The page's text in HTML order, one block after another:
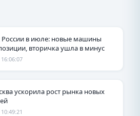
России в июле: новые машины
вторичка ушла в минус
ускорила рост рынка новых